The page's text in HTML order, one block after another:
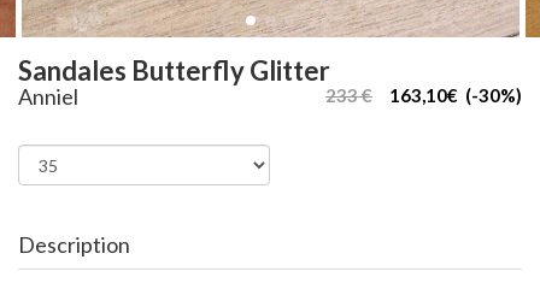
Sandales Butterfly Glitter
233 € 163,10€ (-30%)
Anniel
Description